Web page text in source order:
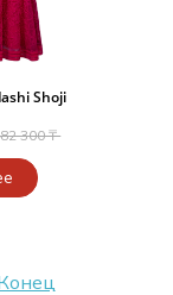
Shoji
300 ₸